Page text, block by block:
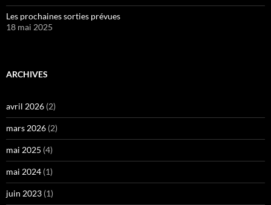
Les prochaines sorties prévues
18 mai 2025
ARCHIVES
avril 2026 (2)
mars 2026 (2)
mai 2025 (4)
mai 2024 (1)
juin 2023 (1)